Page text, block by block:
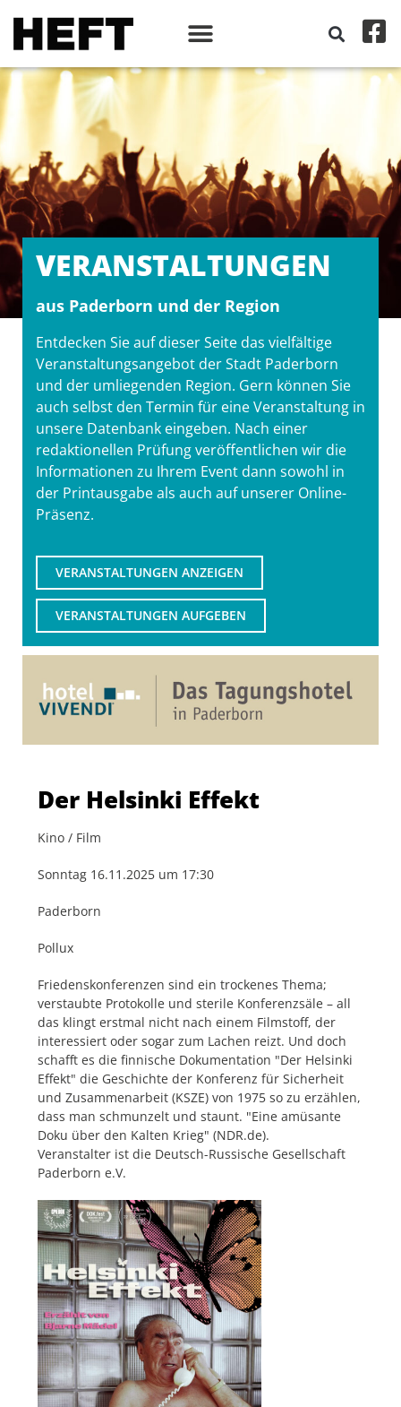
VERANSTALT­UNGEN
aus Paderborn und der Region
Entdecken Sie auf dieser Seite das vielfältige
Veranstaltungsangebot der Stadt Paderborn
und der umliegenden Region. Gern können Sie
auch selbst den Termin für eine Veranstaltung in
unsere Datenbank eingeben. Nach einer
redaktionellen Prüfung veröffentlichen wir die
Informationen zu Ihrem Event dann sowohl in
der Printausgabe als auch auf unserer Online-
Präsenz.
VERANSTALTUNGEN ANZEIGEN
VERANSTALTUNGEN AUFGEBEN
Der Helsinki Effekt
Kino / Film
Sonntag 16.11.2025 um 17:30
Paderborn
Pollux
Friedenskonferenzen sind ein trockenes Thema;
verstaubte Protokolle und sterile Konferenzsäle – all
das klingt erstmal nicht nach einem Filmstoff, der
interessiert oder sogar zum Lachen reizt. Und doch
schafft es die finnische Dokumentation "Der Helsinki
Effekt" die Geschichte der Konferenz für Sicherheit
und Zusammenarbeit (KSZE) von 1975 so zu erzählen,
dass man schmunzelt und staunt. "Eine amüsante
Doku über den Kalten Krieg" (NDR.de).
Veranstalter ist die Deutsch-Russische Gesellschaft
Paderborn e.V.